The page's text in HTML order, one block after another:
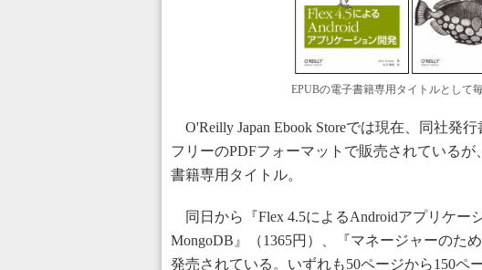
EPUBの電子書籍専用タイトルとして
O'Reilly Japan Ebook Storeでは現在、同社発
フリーのPDFフォーマットで販売されている
書籍専用タイトル。
同日から『Flex 4.5によるAndroidアプリケー
MongoDB』（1365円）、『マネージャーのた
発売されている。いずれも50ページから150ペ